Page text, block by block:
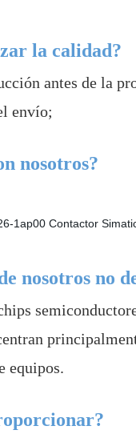
la calidad?
antes de la
envío;
nosotros?
nosotros no
equipos.